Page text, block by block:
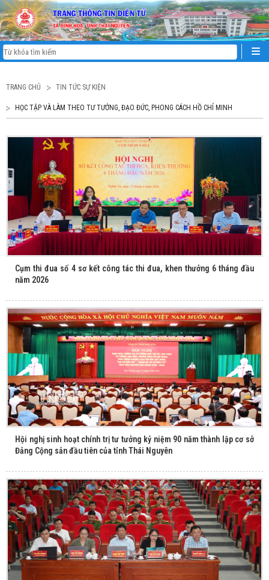
TRANG CHỦ TIN TỨC SỰ KIỆN
HỌC TẬP VÀ LÀM THEO TƯ TƯỞNG, ĐẠO ĐỨC, PHONG CÁCH HỒ CHÍ MINH
Cụm thi đua số 4 sơ kết công tác thi đua, khen thưởng 6 tháng đầu
năm 2026
Hội nghị sinh hoạt chính trị tư tưởng kỷ niệm 90 năm thành lập cơ sở
Đảng Cộng sản đầu tiên của tỉnh Thái Nguyên